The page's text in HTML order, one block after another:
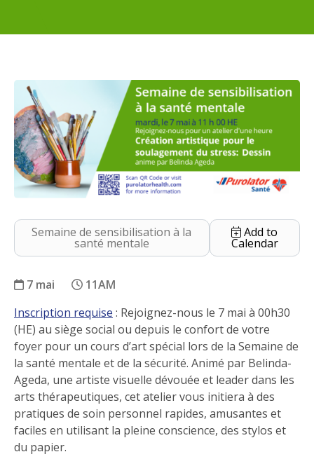
Semaine de sensibilisation à la
santé mentale
Add to
Calendar
7 mai 11AM
SSSM : Création artistique pour le
Inscription requise : Rejoignez-nous le 7 mai à 00h30
(HE) au siège social ou depuis le confort de votre
foyer pour un cours d’art spécial lors de la Semaine de
la santé mentale et de la sécurité. Animé par Belinda-
Ageda, une artiste visuelle dévouée et leader dans les
arts thérapeutiques, cet atelier vous initiera à des
pratiques de soin personnel rapides, amusantes et
faciles en utilisant la pleine conscience, des stylos et
du papier.